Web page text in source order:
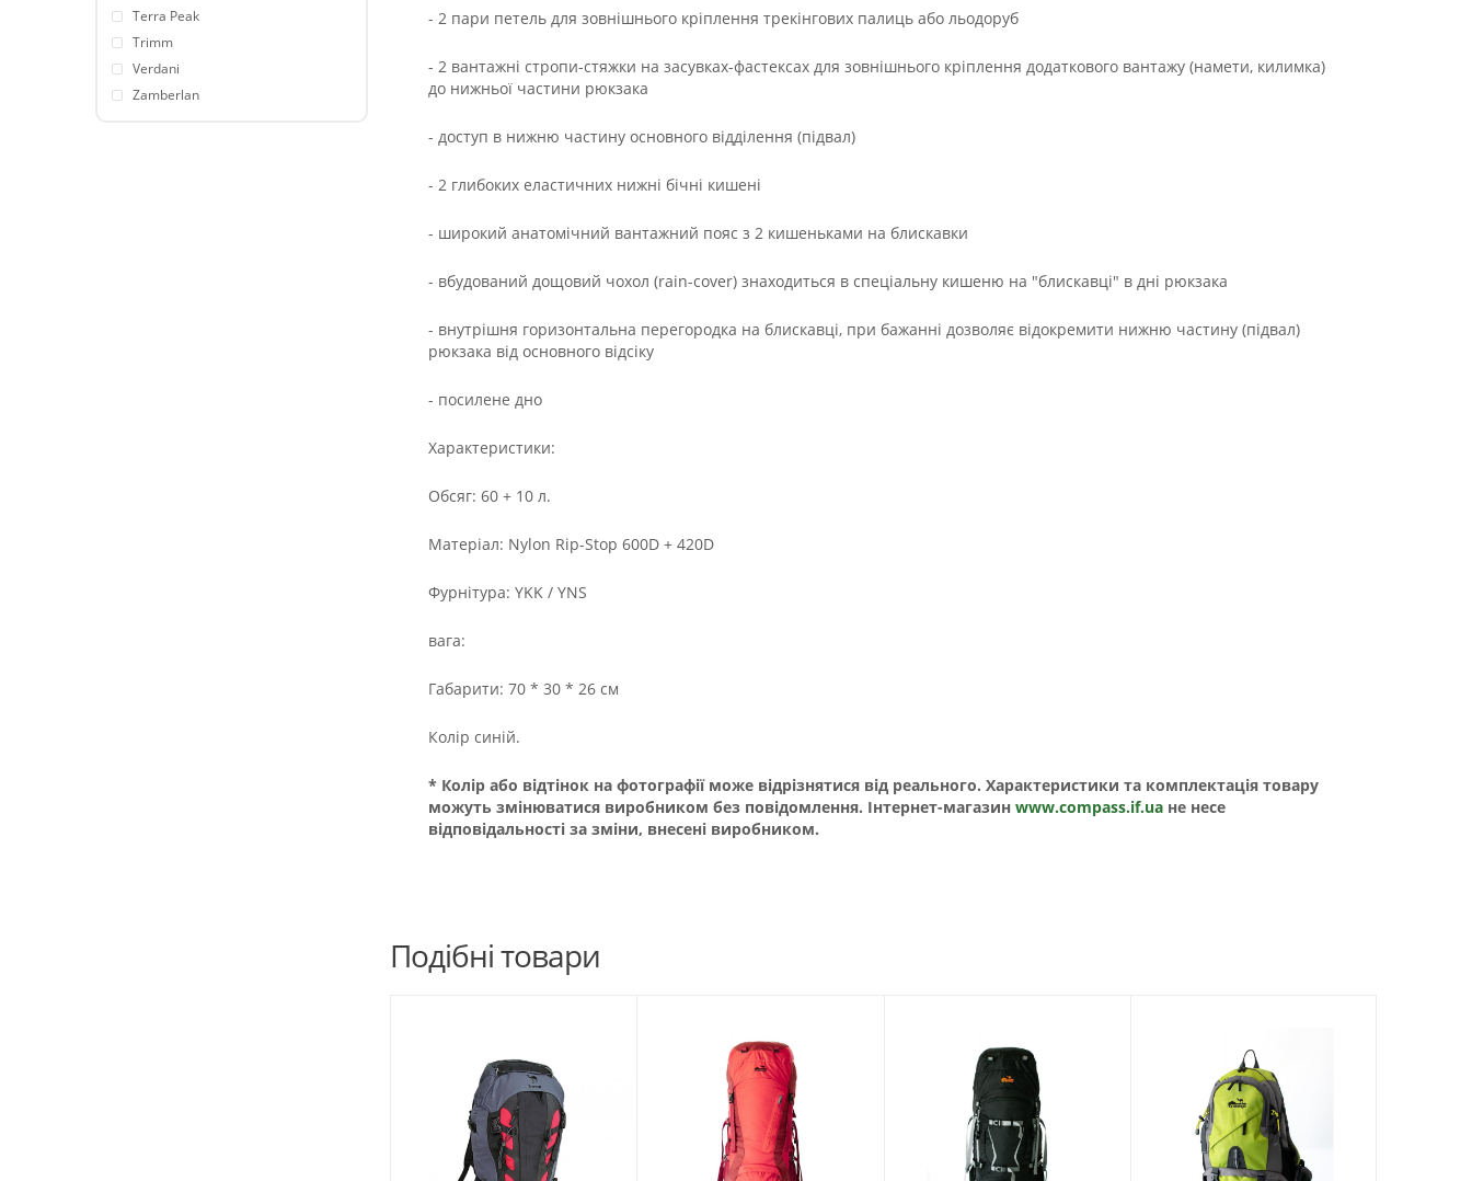
Terra Peak
Trimm
Verdani
Zamberlan
- 2 пари петель для зовнішнього кріплення трекінгових палиць або льодоруб
- 2 вантажні стропи-стяжки на засувках-фастексах для зовнішнього кріплення додаткового вантажу (намети, килимка)
до нижньої частини рюкзака
- доступ в нижню частину основного відділення (підвал)
- 2 глибоких еластичних нижні бічні кишені
- широкий анатомічний вантажний пояс з 2 кишеньками на блискавки
- вбудований дощовий чохол (rain-cover) знаходиться в спеціальну кишеню на "блискавці" в дні рюкзака
- внутрішня горизонтальна перегородка на блискавці, при бажанні дозволяє відокремити нижню частину (підвал)
рюкзака від основного відсіку
- посилене дно
Характеристики:
Обсяг: 60 + 10 л.
Матеріал: Nylon Rip-Stop 600D + 420D
Фурнітура: YKK / YNS
вага:
Габарити: 70 * 30 * 26 см
Колір синій.
* Колір або відтінок на фотографії може відрізнятися від реального. Характеристики та комплектація товару
можуть змінюватися виробником без повідомлення. Інтернет-магазинwww.compass.if.ua не несе
відповідальності за зміни, внесені виробником.
Подібні товари